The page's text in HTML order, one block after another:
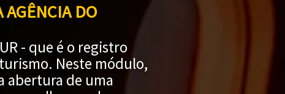
DO
- que é o registro
Neste módulo,
abertura de uma